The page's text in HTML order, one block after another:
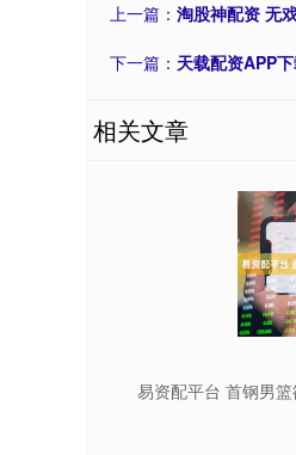
上一篇： 淘股神配资 无
下一篇： 天载配资APP
相关文章
易资配平台 首钢男